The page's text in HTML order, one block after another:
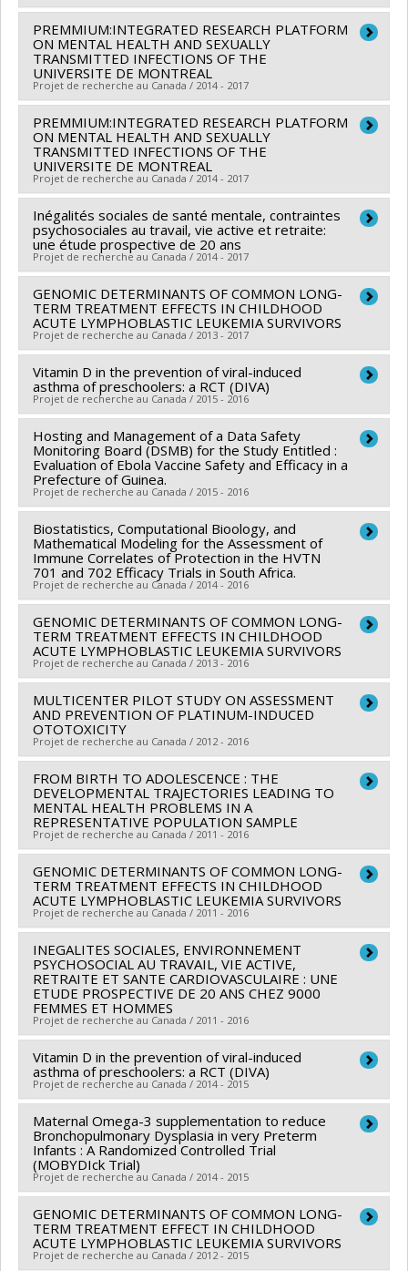
Programmes de subvention :
Chercheur principal : Benoît Mâsse
Sources de financement :Regroupement de
compagnies, corporations canadiennes
Programmes de subvention :
PREMMIUM:INTEGRATED RESEARCH PLATFORM
ON MENTAL HEALTH AND SEXUALLY
TRANSMITTED INFECTIONS OF THE
UNIVERSITE DE MONTREAL
Projet de recherche au Canada / 2014 - 2017
Chercheur principal : Benoît Mâsse
Sources de financement :MSSS/Ministère de la Santé
et des Services sociaux
Programmes de subvention :
PREMMIUM:INTEGRATED RESEARCH PLATFORM
ON MENTAL HEALTH AND SEXUALLY
TRANSMITTED INFECTIONS OF THE
UNIVERSITE DE MONTREAL
Projet de recherche au Canada / 2014 - 2017
Chercheur principal : Benoît Mâsse
Sources de financement :FCI/Fondation canadienne
pour l'innovation
Inégalités sociales de santé mentale, contraintes
psychosociales au travail, vie active et retraite:
une étude prospective de 20 ans
Projet de recherche au Canada / 2014 - 2017
Chercheur principal : Chantal Brisson
Co-chercheurs : Alain Lesage,Benoît Mâsse
Sources de financement :IRSC/Instituts de recherche
en santé du Canada
Programmes de subvention :PV125458-Subvention
de fonctionnement : des connaissances à la pratique
GENOMIC DETERMINANTS OF COMMON LONG-
TERM TREATMENT EFFECTS IN CHILDHOOD
ACUTE LYMPHOBLASTIC LEUKEMIA SURVIVORS
Projet de recherche au Canada / 2013 - 2017
Chercheur principal : Daniel Sinnett
Co-chercheurs : Emile Lévy,Maja Krajinovic
Lippé,Gregor Andelfinger,Philippe Robaey,Caroline
Laverdière, Nathalie Alos,Daniel Curnier, Benoît
Mâsse,Alan C Evans,Jean-Marc Lina,Chantal Seguin
Frank Rauch,Guillaume Bourque,Matthias Friedrich
Sources de financement :Pediatric Oncology Group of
Ontario
Programmes de subvention :
Vitamin D in the prevention of viral-induced
asthma of preschoolers: a RCT (DIVA)
Projet de recherche au Canada / 2015 - 2016
Chercheur principal : Francine M. Ducharme
Co-chercheurs : Geneviève Mailhot,Sze Man Tse,
Nathalie Alos,Benoît Mâsse
John H White,Reza Alizadehfar,Chantal Lemire,
Padmaja Subbarao,Dhenuka Kannan Radhakrishnan ,
Connie Yang
Sources de financement :IRSC/Instituts de recherche
en santé du Canada
Programmes de subvention :PVXX5647-(MOP)
Subvention de fonctionnement incluant les
subventions de fonctionnement programmatiques
(général)
Hosting and Management of a Data Safety
Monitoring Board (DSMB) for the Study Entitled :
Evaluation of Ebola Vaccine Safety and Efficacy in a
Prefecture of Guinea.
Projet de recherche au Canada / 2015 - 2016
Chercheur principal : Benoît Mâsse
Sources de financement :CRDI/Centre de recherches
pour le développement international
Programmes de subvention :
Biostatistics, Computational Bioology, and
Mathematical Modeling for the Assessment of
Immune Correlates of Protection in the HVTN
701 and 702 Efficacy Trials in South Africa.
Projet de recherche au Canada / 2014 - 2016
Co-chercheurs : Benoît Mâsse
Sources de financement :Gates Fondation
Programmes de subvention :
GENOMIC DETERMINANTS OF COMMON LONG-
TERM TREATMENT EFFECTS IN CHILDHOOD
ACUTE LYMPHOBLASTIC LEUKEMIA SURVIVORS
Projet de recherche au Canada / 2013 - 2016
Chercheur principal : Daniel Sinnett
Co-chercheurs : Emile Lévy, Maja Krajinovic,
Lippé , Gregor Andelfinger,Philippe Robaey
Mâsse ,Alan C Evans,Jean-Marc Lina,Chantal Seguin,
Guillaume Bourque,Matthias Friedrich,Frank Rauch
Sources de financement :The C17 Research Network:
Programmes de subvention :
MULTICENTER PILOT STUDY ON ASSESSMENT
AND PREVENTION OF PLATINUM-INDUCED
OTOTOXICITY
Projet de recherche au Canada / 2012 - 2016
Chercheur principal : Sam J. Daniel
Co-chercheurs : Serge Sultan,Anne-sophie Carret
Benoît Mâsse
Sources de financement :IRSC/Instituts de recherche
en santé du Canada
Programmes de subvention :
FROM BIRTH TO ADOLESCENCE : THE
DEVELOPMENTAL TRAJECTORIES LEADING TO
MENTAL HEALTH PROBLEMS IN A
REPRESENTATIVE POPULATION SAMPLE
Projet de recherche au Canada / 2011 - 2016
Chercheur principal : Sylvana Côté
Co-chercheurs : Louise Potvin,Richard Ernest
Tremblay,René Carbonneau , Frank Vitaro
Tomas Paus
,Rose Marie Mara Brendgen ,Michel Boivin
Sources de financement :IRSC/Instituts de recherche
en santé du Canada
Programmes de subvention :PVXX5647-(MOP)
Subvention de fonctionnement incluant les
subventions de fonctionnement programmatiques
(général)
GENOMIC DETERMINANTS OF COMMON LONG-
TERM TREATMENT EFFECTS IN CHILDHOOD
ACUTE LYMPHOBLASTIC LEUKEMIA SURVIVORS
Projet de recherche au Canada / 2011 - 2016
Chercheur principal : Daniel Sinnett
Co-chercheurs : Emile Lévy,Maja Krajinovic , Sarah
Lippé, Gregor Andelfinger ,Philippe Robaey,
Laverdière,Nathalie Alos ,Daniel Curnier
Mâsse,Alan C Evans,Jean-Marc Lina,Chantal Seguin,
Frank Rauch ,Guillaume Bourque,Matthias Friedrich
Sources de financement :IRSC/Instituts de recherche
Programmes de subvention : PVXXXXXX-Subvention
d'équipe
INEGALITES SOCIALES, ENVIRONNEMENT
PSYCHOSOCIAL AU TRAVAIL, VIE ACTIVE,
RETRAITE ET SANTE CARDIOVASCULAIRE : UNE
ETUDE PROSPECTIVE DE 20 ANS CHEZ 9000
FEMMES ET HOMMES
Projet de recherche au Canada / 2011 - 2016
Chercheur principal : Chantal Brisson
Co-chercheurs : Benoît Mâsse
Sources de financement :IRSC/Instituts de recherche
en santé du Canada
Programmes de subvention :PVXXXXXX-Subvention
de fonctionnement IRSC-ACRCS
Vitamin D in the prevention of viral-induced
asthma of preschoolers: a RCT (DIVA)
Projet de recherche au Canada / 2014 - 2015
Chercheur principal : Francine M. Ducharme
Co-chercheurs : Geneviève Mailhot,Sze Man Tse
Francoise Le Deist
Elisabeth Rousseau,John H White,Chantal Lemire,
Padmaja Subbarao,Dhenuka Kannan Radhakrishnan ,
Connie Yang,Reza Alizadehfar
Sources de financement :IRSC/Instituts de recherche
Maternal Omega-3 supplementation to reduce
Bronchopulmonary Dysplasia in very Preterm
Infants : A Randomized Controlled Trial
(MOBYDIck Trial)
Projet de recherche au Canada / 2014 - 2015
Chercheur principal : Isabelle Marc-Series
Co-chercheurs : Jean-Claude Lavoie,Anne Monique
Nuyt,Benoît Mâsse
GENOMIC DETERMINANTS OF COMMON LONG-
TERM TREATMENT EFFECT IN CHILDHOOD
ACUTE LYMPHOBLASTIC LEUKEMIA SURVIVORS
Projet de recherche au Canada / 2012 - 2015